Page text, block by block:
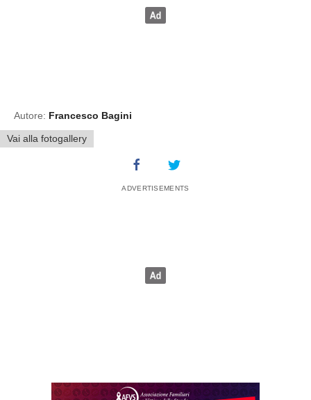
Autore: Francesco Bagini
Vai alla fotogallery